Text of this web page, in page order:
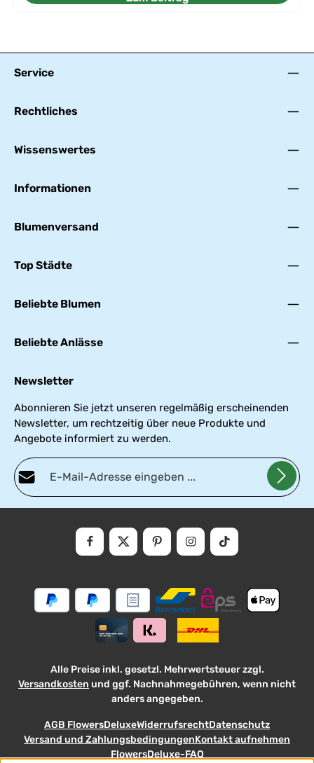
Service
Rechtliches
Wissenswertes
Informationen
Blumenversand
Top Städte
Beliebte Blumen
Beliebte Anlässe
Newsletter
Abonnieren Sie jetzt unseren regelmäßig erscheinenden
Newsletter, um rechtzeitig über neue Produkte und
Angebote informiert zu werden.
E-Mail-Adresse*
Datenschutz
Datenschutzbestimmungen
zur Kenntnis genommen und die
gelesen und bin mit ihnen einverstanden.
Alle Preise inkl. gesetzl. Mehrwertsteuer zzgl.
Versandkosten und ggf. Nachnahmegebühren, wenn nicht
anders angegeben.
AGB FlowersDeluxeWiderrufsrechtDatenschutz
Versand und ZahlungsbedingungenKontakt aufnehmen
FlowersDeluxe-FAQ